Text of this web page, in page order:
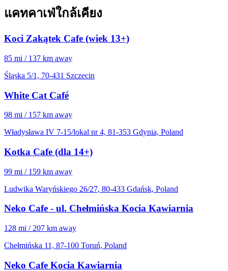
แคทคาเฟ่ใกล้เคียง
Koci Zakątek Cafe (wiek 13+)
85 mi / 137 km away
Śląska 5/1, 70-431 Szczecin
White Cat Café
98 mi / 157 km away
Władysława IV 7-15/lokal nr 4, 81-353 Gdynia, Poland
Kotka Cafe (dla 14+)
99 mi / 159 km away
Ludwika Waryńskiego 26/27, 80-433 Gdańsk, Poland
Neko Cafe - ul. Chełmińska Kocia Kawiarnia
128 mi / 207 km away
Chełmińska 11, 87-100 Toruń, Poland
Neko Cafe Kocia Kawiarnia